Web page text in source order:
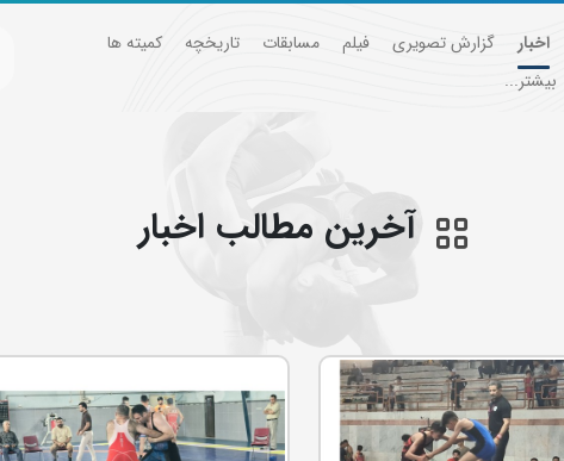
اخبار گزارش تصویری فیلم مسابقات تاریخچه
کمیته ها
بیشتر...
آخرین مطالب اخبار